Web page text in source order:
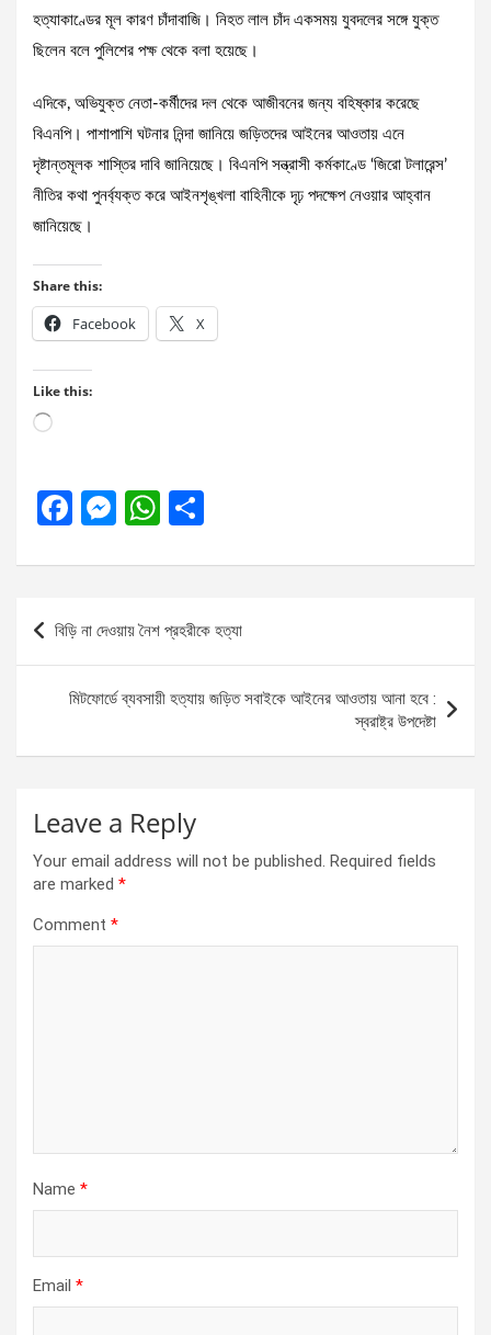
হত্যাকাণ্ডের মূল কারণ চাঁদাবাজি। নিহত লাল চাঁদ একসময় যুবদলের সঙ্গে যুক্ত
ছিলেন বলে পুলিশের পক্ষ থেকে বলা হয়েছে।
এদিকে, অভিযুক্ত নেতা-কর্মীদের দল থেকে আজীবনের জন্য বহিষ্কার করেছে
বিএনপি। পাশাপাশি ঘটনার নিন্দা জানিয়ে জড়িতদের আইনের আওতায় এনে
দৃষ্টান্তমূলক শাস্তির দাবি জানিয়েছে। বিএনপি সন্ত্রাসী কর্মকাণ্ডে ‘জিরো টলারেন্স’
নীতির কথা পুনর্ব্যক্ত করে আইনশৃঙ্খলা বাহিনীকে দৃঢ় পদক্ষেপ নেওয়ার আহ্বান
জানিয়েছে।
Share this:
Facebook X
Like this:
Loading…
F
ce
b
o
o
k
M
se
g
er
W
at
A
p
p
ar
Post
navigation
বিড়ি না দেওয়ায় নৈশ প্রহরীকে হত্যা
মিটফোর্ডে ব্যবসায়ী হত্যায় জড়িত সবাইকে আইনের আওতায় আনা হবে :
স্বরাষ্ট্র উপদেষ্টা
Leave a Reply
Your email address will not be published. Required fields
are marked *
Comment *
Name *
Email *